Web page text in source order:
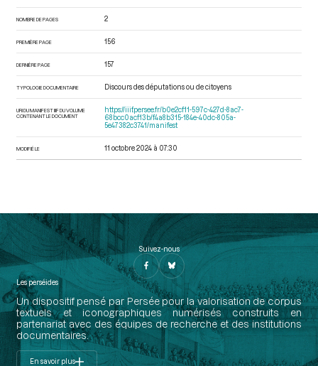
NOMBRE DE PAGES 2
PREMIÈRE PAGE 156
DERNIÈRE PAGE 157
TYPOLOGIE DOCUMENTAIRE Discours des députations ou de citoyens
URI DU MANIFEST IIIF DU VOLUME
CONTENANT LE DOCUMENT
https://iiif.persee.fr/b0e2cf11-597c-427d-8ac7-
68bcc0acf13b/f4a8b315-184e-40dc-805a-
5e47382c3741/manifest
MODIFIÉ LE 11 octobre 2024 à 07:30
Suivez-nous
Les perséides
Un dispositif pensé par Persée pour la valorisation de corpus
textuels et iconographiques numérisés construits en
partenariat avec des équipes de recherche et des institutions
documentaires.
En savoir plus